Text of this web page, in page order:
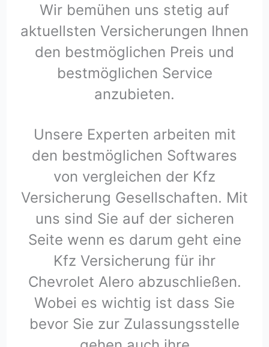
Wir bemühen uns stetig auf
aktuellsten Versicherungen Ihnen
den bestmöglichen Preis und
bestmöglichen Service
anzubieten.
Unsere Experten arbeiten mit
den bestmöglichen Softwares
von vergleichen der Kfz
Versicherung Gesellschaften. Mit
uns sind Sie auf der sicheren
Seite wenn es darum geht eine
Kfz Versicherung für ihr
Chevrolet Alero abzuschließen.
Wobei es wichtig ist dass Sie
bevor Sie zur Zulassungsstelle